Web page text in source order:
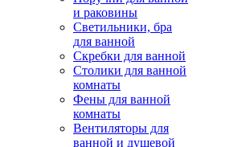
и раковины
Светильники, бра
для ванной
Скребки для ванной
Столики для ванной
комнаты
Фены для ванной
комнаты
Вентиляторы для
ванной и душевой